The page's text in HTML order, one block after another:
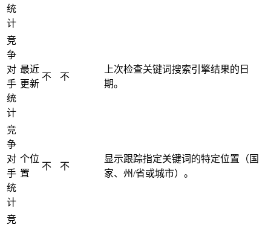
统
计
竞
争
对
手
统
计
最近
更新
不 不
上次检查关键词搜索引擎结果的日
期。
竞
争
对
手
统
计
个位
置
不 不
显示跟踪指定关键词的特定位置（国
家、州/省或城市）。
竞